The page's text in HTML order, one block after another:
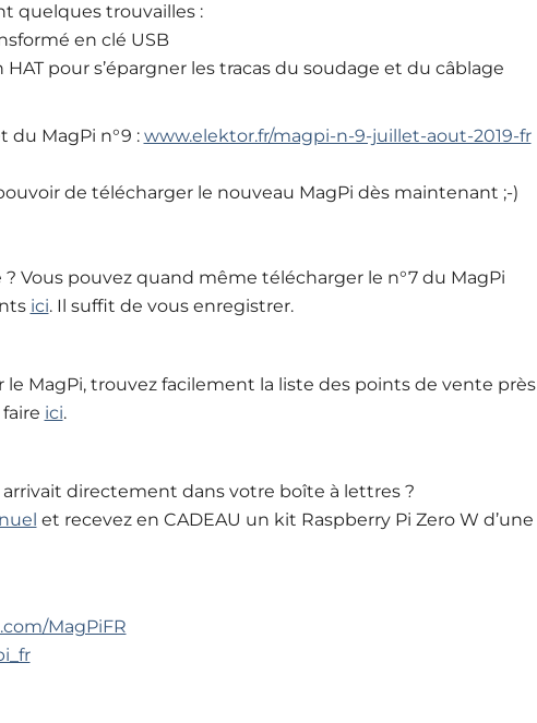
quelques trouvailles :
en clé USB
HAT pour s’épargner les tracas du soudage et du câblage
du MagPi n°9 : www.elektor.fr/magpi-n-9-juillet-aout-2019-fr
de télécharger le nouveau MagPi dès maintenant ;-)
? Vous pouvez quand même télécharger le n°7 du MagPi
ici. Il suffit de vous enregistrer.
le MagPi, trouvez facilement la liste des points de vente près
ici.
directement dans votre boîte à lettres ?
et recevez en CADEAU un kit Raspberry Pi Zero W d’une
MagPiFR